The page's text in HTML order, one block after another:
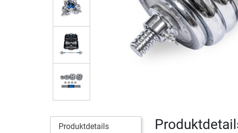
Produktdetails